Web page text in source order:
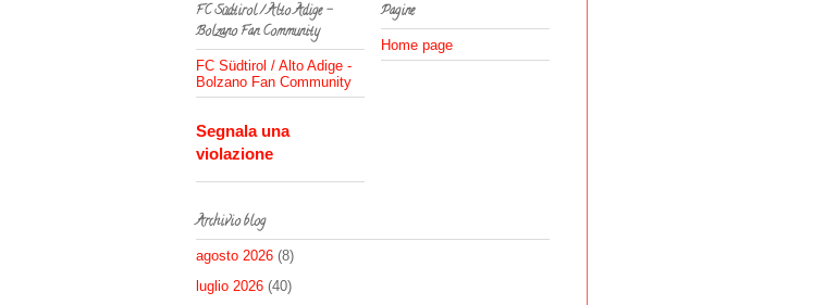
FC Südtirol / Alto Adige -
Bolzano Fan Community
FC Südtirol / Alto Adige -
Bolzano Fan Community
Segnala una
violazione
Pagine
Home page
Archivio blog
agosto 2026 (8)
luglio 2026 (40)